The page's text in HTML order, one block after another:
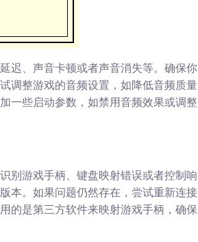
迟、声音卡顿或者声音消失等。确保你
调整游戏的音频设置，如降低音频质量
一些启动参数，如禁用音频效果或调整
别游戏手柄、键盘映射错误或者控制响
本。如果问题仍然存在，尝试重新连接
的是第三方软件来映射游戏手柄，确保